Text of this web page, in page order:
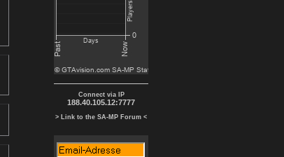
Connect via IP
188.40.105.12:7777
> Link to the SA-MP Forum <